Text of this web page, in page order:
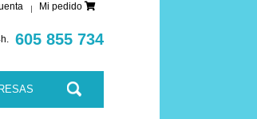
Mi pedido
605 855 734